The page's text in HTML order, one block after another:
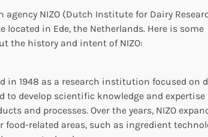
agency NIZO (Dutch Institute for Dairy
located in Ede, the Netherlands. Here is some
the history and intent of NIZO:
in 1948 as a research institution focused on
to develop scientific knowledge and
and processes. Over the years, NIZO
food-related areas, such as ingredient